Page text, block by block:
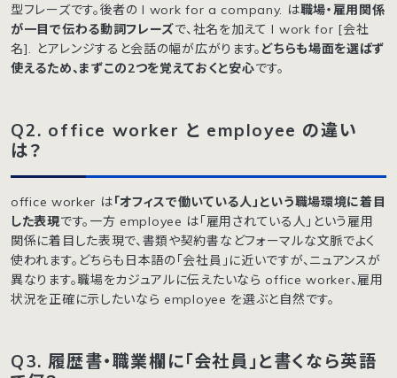
型フレーズです。後者の I work for a company. は職場・雇用関係
が一目で伝わる動詞フレーズで、社名を加えて I work for [会社
名]. とアレンジすると会話の幅が広がります。 どちらも場面を選ばず
使えるため、まずこの2つを覚えておくと安心です。
Q2. office worker と employee の違い
は？
office worker は「オフィスで働いている人」という職場環境に着目
した表現です。一方 employee は「雇用されている人」という雇用
関係に着目した表現で、書類や契約書などフォーマルな文脈でよく
使われます。どちらも日本語の「会社員」に近いですが、ニュアンスが
異なります。職場をカジュアルに伝えたいなら office worker、雇用
状況を正確に示したいなら employee を選ぶと自然です。
Q3. 履歴書・職業欄に「会社員」と書くなら英語